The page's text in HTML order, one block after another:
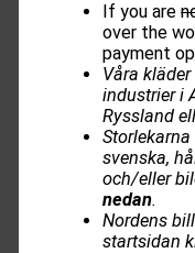
If you are
over the
payment
Våra
industrier i
Ryssland
svenska,
och/eller
nedan.
Nordens
startsidan